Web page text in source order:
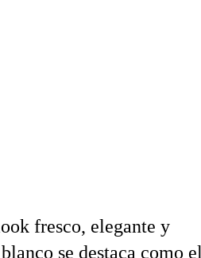
fresco, elegante y
se destaca como